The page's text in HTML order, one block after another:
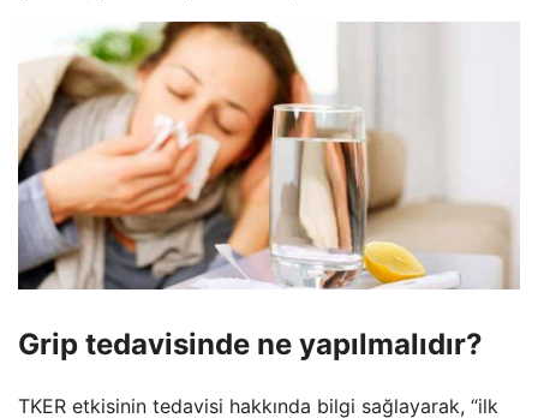
Grip tedavisinde ne yapılmalıdır?
TKER etkisinin tedavisi hakkında bilgi sağlayarak, “ilk